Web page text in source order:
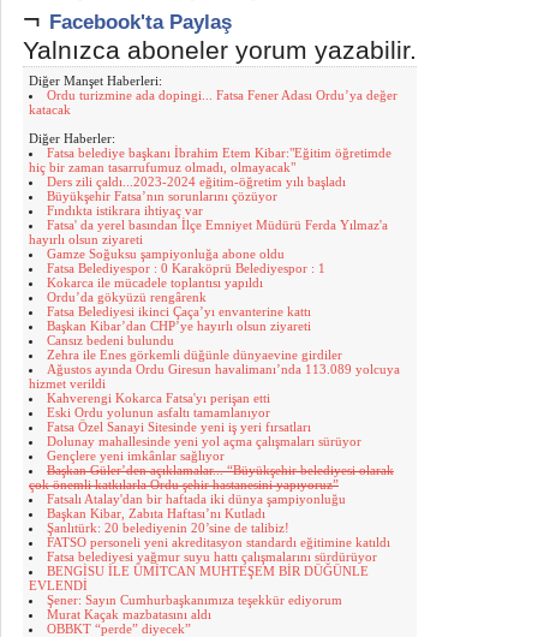
¬ Facebook'ta Paylaş
Yalnızca aboneler yorum yazabilir.
Diğer Manşet Haberleri:
Ordu turizmine ada dopingi... Fatsa Fener Adası Ordu’ya değer
katacak
Diğer Haberler:
Fatsa belediye başkanı İbrahim Etem Kibar:"Eğitim öğretimde
hiç bir zaman tasarrufumuz olmadı, olmayacak"
Ders zili çaldı...2023-2024 eğitim-öğretim yılı başladı
Büyükşehir Fatsa’nın sorunlarını çözüyor
Fındıkta istikrara ihtiyaç var
Fatsa' da yerel basından İlçe Emniyet Müdürü Ferda Yılmaz'a
hayırlı olsun ziyareti
Gamze Soğuksu şampiyonluğa abone oldu
Fatsa Belediyespor : 0 Karaköprü Belediyespor : 1
Kokarca ile mücadele toplantısı yapıldı
Ordu’da gökyüzü rengârenk
Fatsa Belediyesi ikinci Çaça’yı envanterine kattı
Başkan Kibar’dan CHP’ye hayırlı olsun ziyareti
Cansız bedeni bulundu
Zehra ile Enes görkemli düğünle dünyaevine girdiler
Ağustos ayında Ordu Giresun havalimanı’nda 113.089 yolcuya
hizmet verildi
Kahverengi Kokarca Fatsa'yı perişan etti
Eski Ordu yolunun asfaltı tamamlanıyor
Fatsa Özel Sanayi Sitesinde yeni iş yeri fırsatları
Dolunay mahallesinde yeni yol açma çalışmaları sürüyor
Gençlere yeni imkânlar sağlıyor
Başkan Güler’den açıklamalar... “Büyükşehir belediyesi olarak
çok önemli katkılarla Ordu şehir hastanesini yapıyoruz”
Fatsalı Atalay'dan bir haftada iki dünya şampiyonluğu
Başkan Kibar, Zabıta Haftası’nı Kutladı
Şanlıtürk: 20 belediyenin 20’sine de talibiz!
FATSO personeli yeni akreditasyon standardı eğitimine katıldı
Fatsa belediyesi yağmur suyu hattı çalışmalarını sürdürüyor
BENGİSU İLE ÜMİTCAN MUHTEŞEM BİR DÜĞÜNLE
EVLENDİ
Şener: Sayın Cumhurbaşkanımıza teşekkür ediyorum
Murat Kaçak mazbatasını aldı
OBBKT “perde” diyecek”